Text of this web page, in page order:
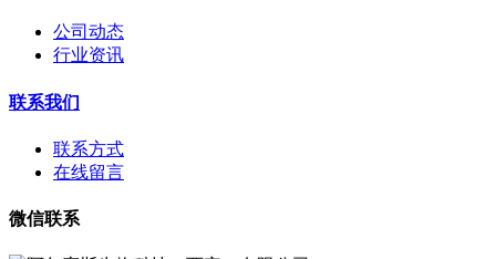
公司动态
行业资讯
联系我们
联系方式
在线留言
微信联系